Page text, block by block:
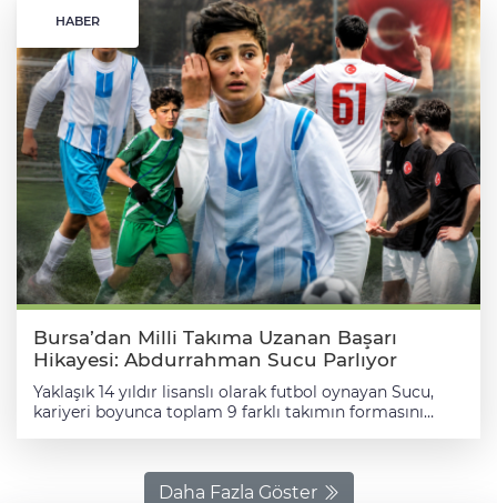
HABER
Bursa’dan Milli Takıma Uzanan Başarı
Hikayesi: Abdurrahman Sucu Parlıyor
Yaklaşık 14 yıldır lisanslı olarak futbol oynayan Sucu,
kariyeri boyunca toplam 9 farklı takımın formasını
yıllarda özellikle amatör futbol arenasında adından söz
ettirmeyi başardı. BAL Ligi’nin Kapısından DöndüDaha Fazla Göster